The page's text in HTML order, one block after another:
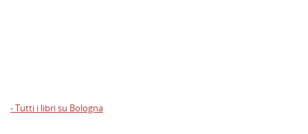
- Tutti i libri su Bologna